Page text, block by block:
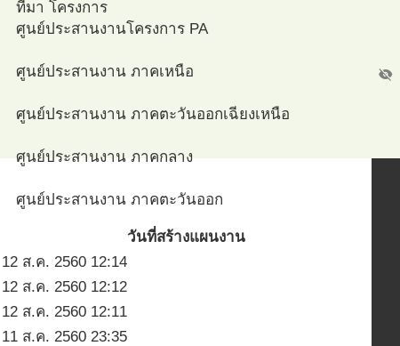
visibility_off
ที่มา โครงการ
ศูนย์ประสานงานโครงการ PA
ศูนย์ประสานงาน ภาคเหนือ
ศูนย์ประสานงาน ภาคตะวันออกเฉียงเหนือ
ศูนย์ประสานงาน ภาคกลาง
ศูนย์ประสานงาน ภาคตะวันออก
ศูนย์ประสานงาน ภาคตะวันตก
ศูนย์ประสานงาน ภาคใต้
ศูนย์ประสานงาน กรุงเทพมหานคร
วันที่สร้างแผนงาน
12 ส.ค. 2560 12:14
12 ส.ค. 2560 12:12
12 ส.ค. 2560 12:11
11 ส.ค. 2560 23:35